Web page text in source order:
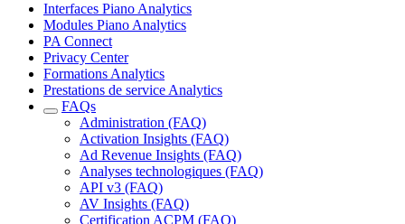
Interfaces Piano Analytics
Modules Piano Analytics
PA Connect
Privacy Center
Formations Analytics
Prestations de service Analytics
FAQs
Administration (FAQ)
Activation Insights (FAQ)
Ad Revenue Insights (FAQ)
Analyses technologiques (FAQ)
API v3 (FAQ)
AV Insights (FAQ)
Certification ACPM (FAQ)